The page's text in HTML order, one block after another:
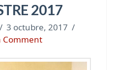
2017
3 octubre, 2017
Comment